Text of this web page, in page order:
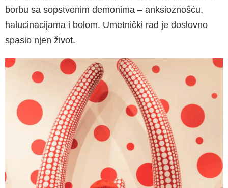
borbu sa sopstvenim demonima – anksioznošću,
halucinacijama i bolom. Umetnički rad je doslovno
spasio njen život.